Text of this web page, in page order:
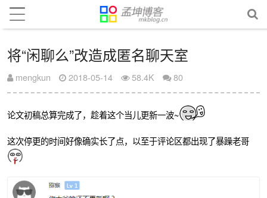
将“闲聊么”改造成匿名聊天室
mengkun 2018-05-14 58.4K 80
论文初稿总算完成了，趁着这个当儿更新一波~
这次停更的时间好像确实长了点，以至于评论区都出现了暴躁老哥